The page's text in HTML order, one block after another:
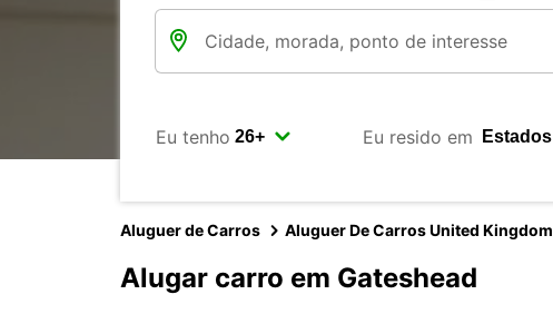
Eu tenho Eu resido em
Aluguer de Carros Aluguer De Carros United Kingdom
Alugar carro em Gateshead